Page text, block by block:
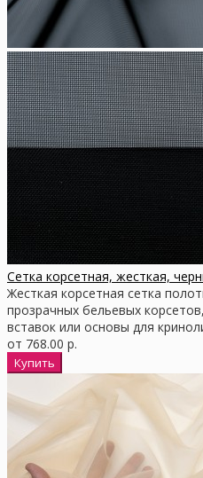
Сетка корсетная, жесткая,
Жесткая корсетная сетка
прозрачных бельевых
вставок или основы для
от 768.00 р.